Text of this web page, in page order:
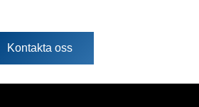
Kontakta oss